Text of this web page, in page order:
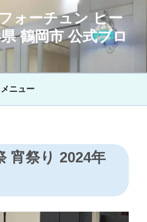
ォーチュン ヒー
鶴岡市 公式ブロ
メニュー
宵祭り 2024年